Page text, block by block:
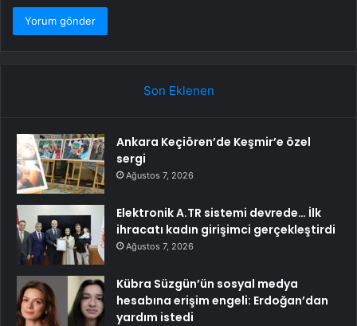
Son Eklenen
Ankara Keçiören’de Keşmir’e özel
sergi
Ağustos 7, 2026
Elektronik A.TR sistemi devrede… İlk
ihracatı kadın girişimci gerçekleştirdi
Ağustos 7, 2026
Kübra Süzgün’ün sosyal medya
hesabına erişim engeli: Erdoğan’dan
yardım istedi